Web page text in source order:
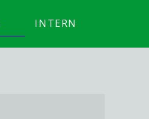
INTERN